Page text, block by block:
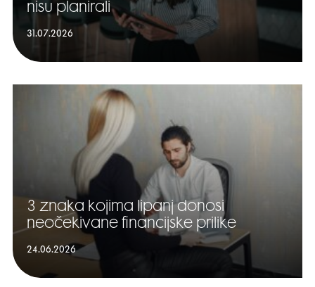
nisu planirali
31.07.2026
3 znaka kojima lipanj donosi
neočekivane financijske prilike
24.06.2026